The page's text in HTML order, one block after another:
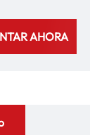
AHORA